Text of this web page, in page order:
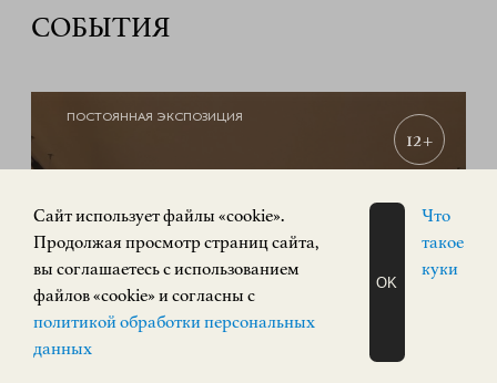
СОБЫТИЯ
ПОСТОЯННАЯ ЭКСПОЗИЦИЯ
12+
ЗАПИСАТЬСЯ
НА ЭКСКУРСИЮ
Cайт использует файлы «cookie».
Продолжая просмотр страниц сайта,
вы соглашаетесь с использованием
файлов «cookie» и согласны с
политикой обработки персональных
данных
OK
Что
такое
куки